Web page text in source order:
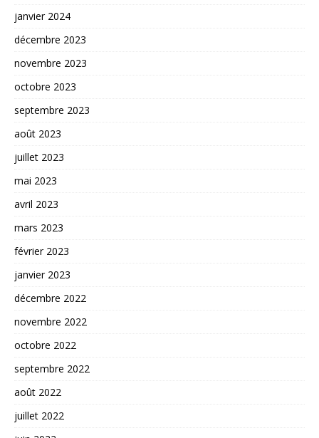
janvier 2024
décembre 2023
novembre 2023
octobre 2023
septembre 2023
août 2023
juillet 2023
mai 2023
avril 2023
mars 2023
février 2023
janvier 2023
décembre 2022
novembre 2022
octobre 2022
septembre 2022
août 2022
juillet 2022